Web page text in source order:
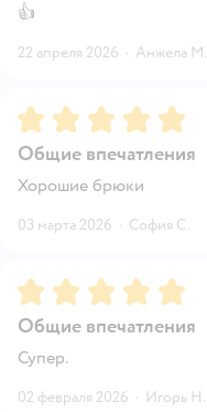
👍
22 апреля 2026 · Анжела М.
Рейтинг:5
Общие впечатления
Хорошие брюки
03 марта 2026 · София С.
Рейтинг:5
Общие впечатления
Супер.
02 февраля 2026 · Игорь Н.